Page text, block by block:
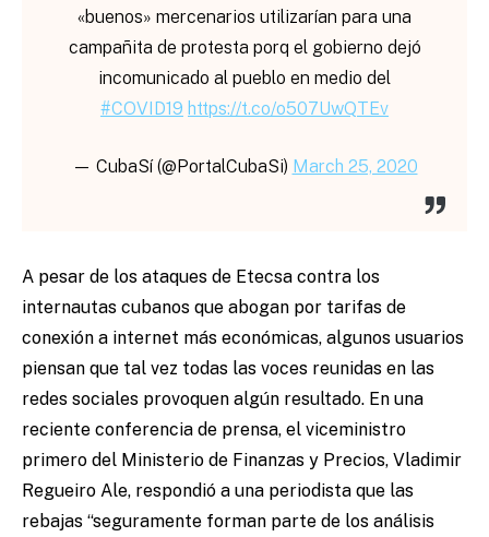
«buenos» mercenarios utilizarían para una
campañita de protesta porq el gobierno dejó
incomunicado al pueblo en medio del
#COVID19 https://t.co/o507UwQTEv
— CubaSí (@PortalCubaSi) March 25, 2020
A pesar de los ataques de Etecsa contra los
internautas cubanos que abogan por tarifas de
conexión a internet más económicas, algunos usuarios
piensan que tal vez todas las voces reunidas en las
redes sociales provoquen algún resultado. En una
reciente conferencia de prensa, el viceministro
primero del Ministerio de Finanzas y Precios, Vladimir
Regueiro Ale, respondió a una periodista que las
rebajas “seguramente forman parte de los análisis